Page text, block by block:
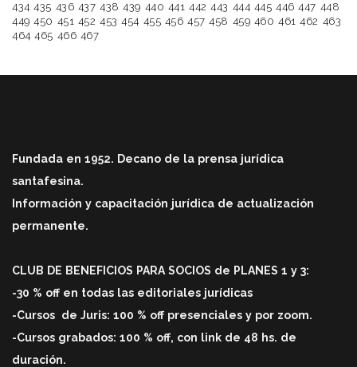
434 435 436 437 438 439 440 441 442 443 444 445 446 447 448
449 450 451 452 453 454 455 456 457 458 459 460 461 462 463
464 465 466 467
Fundada en 1952. Decano de la prensa jurídica
santafesina.
Información y capacitación jurídica de actualización
permanente.
CLUB DE BENEFICIOS PARA SOCIOS de PLANES 1 y 3:
-30 % off en todas las editoriales jurídicas
-Cursos de Juris: 100 % off presenciales y por zoom.
-Cursos grabados: 100 % off, con link de 48 hs. de
duración.